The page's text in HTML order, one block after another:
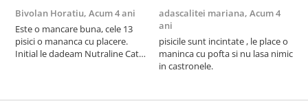
Bivolan Horatiu, Acum 4 ani
Este o mancare buna, cele 13
pisici o mananca cu placere.
Initial le dadeam Nutraline Cat
adascalitei mariana, Acum 4
ani
pisicile sunt incintate , le place o
maninca cu pofta si nu lasa nimic
in castronele.